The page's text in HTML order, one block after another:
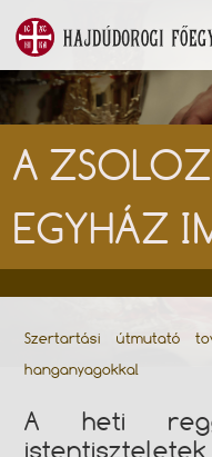
A
EGYHÁZ
Szertartási útmutató
hanganyagokkal
A heti
istentiszteletek